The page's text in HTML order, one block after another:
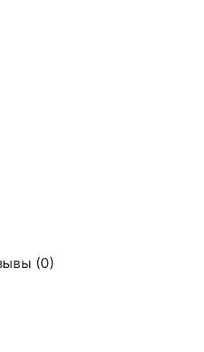
(0)